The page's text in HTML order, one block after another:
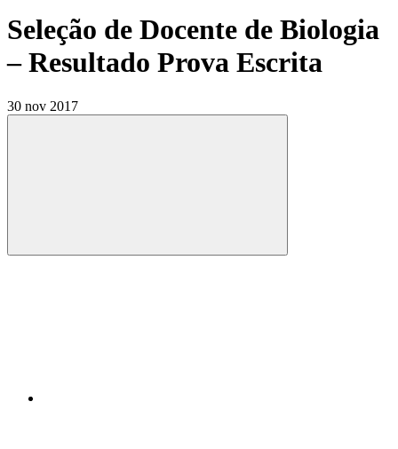
Seleção de Docente de Biologia
– Resultado Prova Escrita
30 nov 2017
Compartilhar